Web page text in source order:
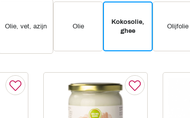
Olie, vet, azijn Olie
Kokosolie,
ghee
Olijfolie